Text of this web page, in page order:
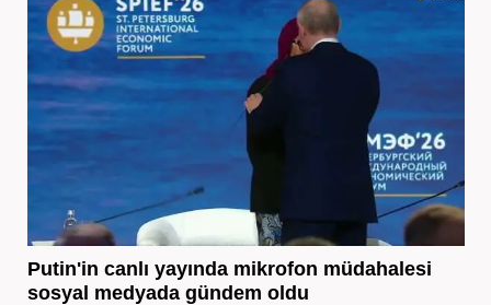
Putin'in canlı yayında mikrofon müdahalesi
sosyal medyada gündem oldu